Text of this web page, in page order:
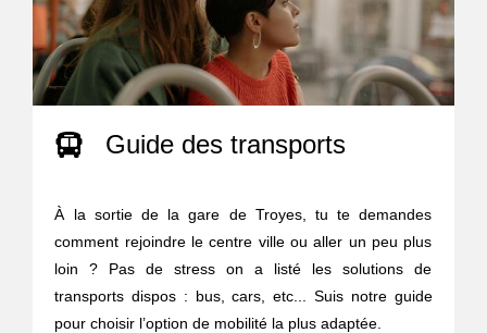
Guide des transports
À la sortie de la gare de Troyes, tu te demandes
comment rejoindre le centre ville ou aller un peu plus
loin ? Pas de stress on a listé les solutions de
transports dispos : bus, cars, etc... Suis notre guide
pour choisir l’option de mobilité la plus adaptée.